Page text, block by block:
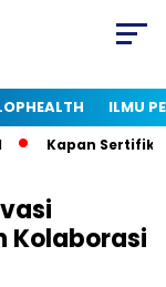
ILMU
Sertifikat Halal
Kolaborasi